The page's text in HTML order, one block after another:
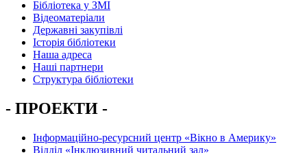
Бібліотека у ЗМІ
Відеоматеріали
Державні закупівлі
Історія бібліотеки
Наша адреса
Наші партнери
Структура бібліотеки
- ПРОЕКТИ -
Інформаційно-ресурсний центр «Вікно в Америку»
Вiддiл «Інклюзивний читальний зал»